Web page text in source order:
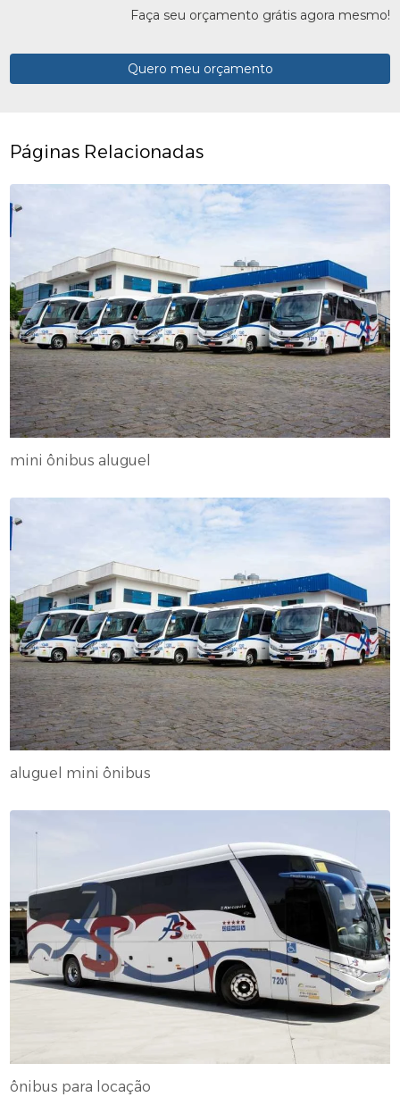
Faça seu orçamento grátis agora mesmo!
Quero meu orçamento
Páginas Relacionadas
mini ônibus aluguel
aluguel mini ônibus
ônibus para locação